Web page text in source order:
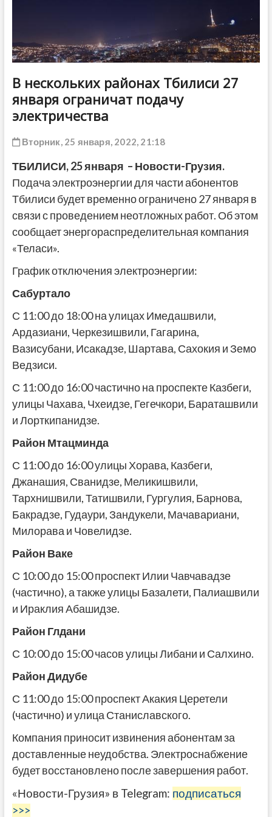
В нескольких районах Тбилиси 27
января ограничат подачу
электричества
Вторник, 25 января, 2022, 21:18
ТБИЛИСИ,25 января – Новости-Грузия.
Подача электроэнергии для части абонентов
Тбилиси будет временно ограничено 27 января в
связи с проведением неотложных работ. Об этом
сообщает энергораспределительная компания
«Теласи».
График отключения электроэнергии:
Сабуртало
С 11:00 до 18:00 на улицах Имедашвили,
Ардазиани, Черкезишвили, Гагарина,
Вазисубани, Исакадзе, Шартава, Сахокия и Земо
Ведзиси.
С 11:00 до 16:00 частично на проспекте Казбеги,
улицы Чахава, Чхеидзе, Гегечкори, Бараташвили
и Лорткипанидзе.
Район Мтацминда
С 11:00 до 16:00 улицы Хорава, Казбеги,
Джанашия, Сванидзе, Меликишвили,
Тархнишвили, Татишвили, Гургулия, Барнова,
Бакрадзе, Гудаури, Зандукели, Мачавариани,
Милорава и Човелидзе.
Район Ваке
С 10:00 до 15:00 проспект Илии Чавчавадзе
(частично), а также улицы Базалети, Палиашвили
и Ираклия Абашидзе.
Район Глдани
С 10:00 до 15:00 часов улицы Либани и Салхино.
Район Дидубе
С 11:00 до 15:00 проспект Акакия Церетели
(частично) и улица Станиславского.
Компания приносит извинения абонентам за
доставленные неудобства. Электроснабжение
будет восстановлено после завершения работ.
«Новости-Грузия» в Telegram: подписаться
>>>